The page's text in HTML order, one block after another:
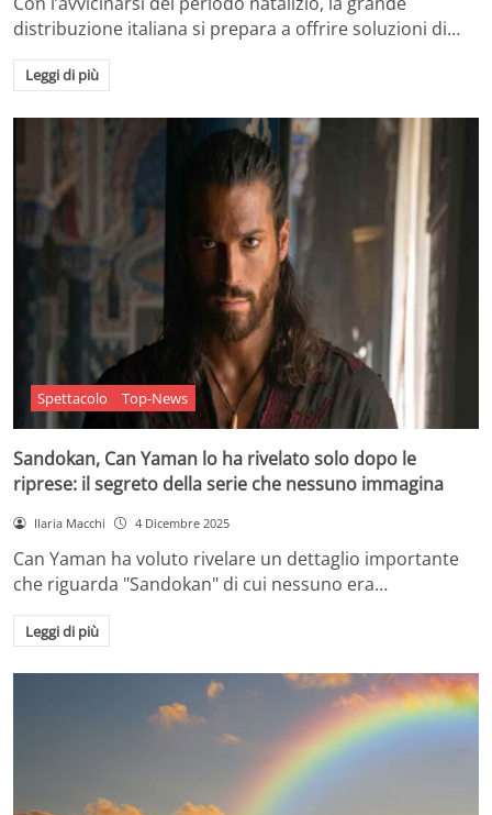
distribuzione italiana si prepara a offrire soluzioni di…
Leggi di più
Spettacolo Top-News
Sandokan, Can Yaman lo ha rivelato solo dopo le
riprese: il segreto della serie che nessuno immagina
Ilaria Macchi 4 Dicembre 2025
Can Yaman ha voluto rivelare un dettaglio importante
che riguarda "Sandokan" di cui nessuno era…
Leggi di più